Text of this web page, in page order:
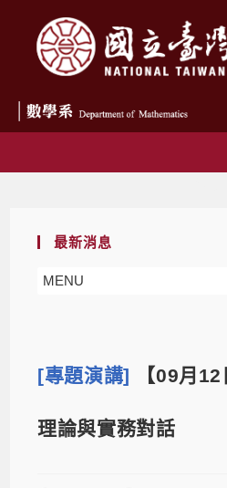
最新消息
MENU
[專題演講] 【09月
理論與實務對話